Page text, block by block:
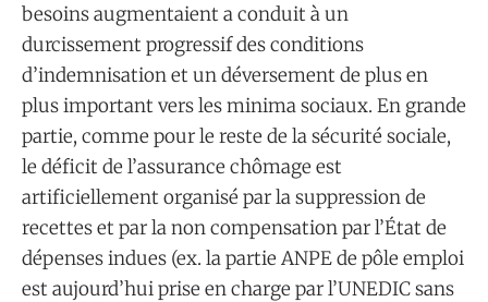
besoins augmentaient a conduit à un
durcissement progressif des conditions
d’indemnisation et un déversement de plus en
plus important vers les minima sociaux. En grande
partie, comme pour le reste de la sécurité sociale,
le déficit de l’assurance chômage est
artificiellement organisé par la suppression de
recettes et par la non compensation par l’État de
dépenses indues (ex. la partie ANPE de pôle emploi
est aujourd’hui prise en charge par l’UNEDIC sans